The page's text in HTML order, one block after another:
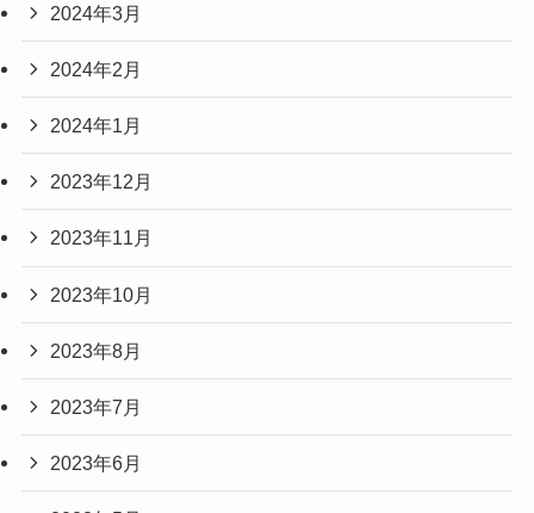
2024年3月
2024年2月
2024年1月
2023年12月
2023年11月
2023年10月
2023年8月
2023年7月
2023年6月